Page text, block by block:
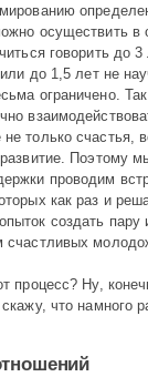
осуществить в
говорить до
до 1,5 лет не
ограничено.
только счастья,
Поэтому
проводим
как раз и
создать пару
счастливых
процесс? Ну,
что намного